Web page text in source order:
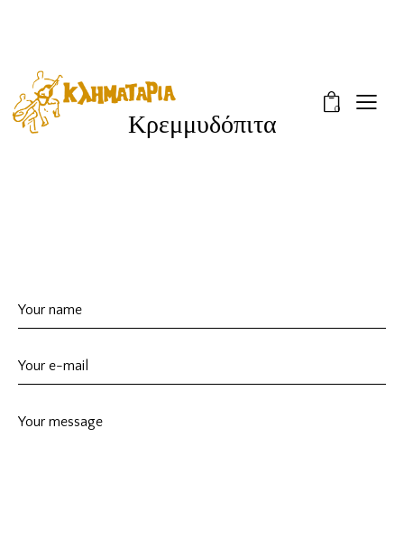
0
Κρεμμυδόπιτα